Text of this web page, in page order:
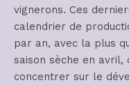
vignerons. Ces
calendrier de
par an, avec la plus
saison sèche en avril,
concentrer sur le